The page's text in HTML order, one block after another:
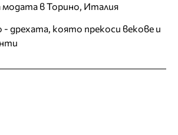
модата в Торино, Италия
дрехата, която прекоси векове и